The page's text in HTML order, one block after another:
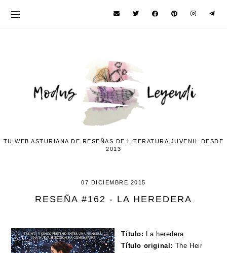
TU WEB ASTURIANA DE RESEÑAS DE LITERATURA JUVENIL DESDE
2013
07 DICIEMBRE 2015
RESEÑA #162 - LA HEREDERA
Título: La heredera
Título original: The Heir